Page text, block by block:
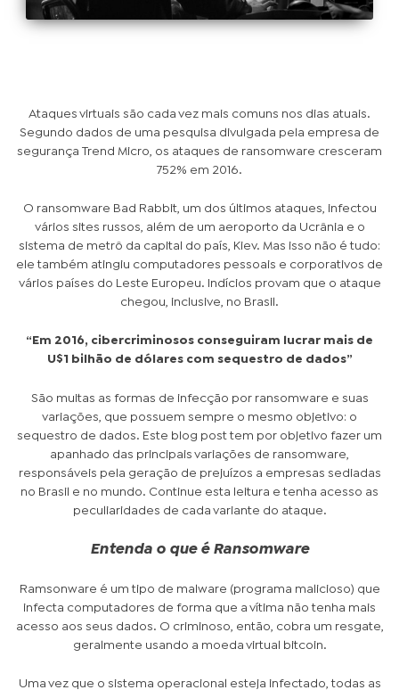
Ataques virtuais são cada vez mais comuns nos dias atuais.
Segundo dados de uma pesquisa divulgada pela empresa de
segurança Trend Micro, os ataques de ransomware cresceram
752% em 2016.
O ransomware Bad Rabbit, um dos últimos ataques, infectou
vários sites russos, além de um aeroporto da Ucrânia e o
sistema de metrô da capital do país, Kiev. Mas isso não é tudo:
ele também atingiu computadores pessoais e corporativos de
vários países do Leste Europeu. Indícios provam que o ataque
chegou, inclusive, no Brasil.
“Em 2016, cibercriminosos conseguiram lucrar mais de
U$1 bilhão de dólares com sequestro de dados”
São muitas as formas de infecção por ransomware e suas
variações, que possuem sempre o mesmo objetivo: o
sequestro de dados. Este blog post tem por objetivo fazer um
apanhado das principais variações de ransomware,
responsáveis pela geração de prejuízos a empresas sediadas
no Brasil e no mundo. Continue esta leitura e tenha acesso as
peculiaridades de cada variante do ataque.
Entenda o que é Ransomware
Ramsonware é um tipo de malware (programa malicioso) que
infecta computadores de forma que a vítima não tenha mais
acesso aos seus dados. O criminoso, então, cobra um resgate,
geralmente usando a moeda virtual
bitcoin.
Uma vez que o sistema operacional esteja infectado, todas as